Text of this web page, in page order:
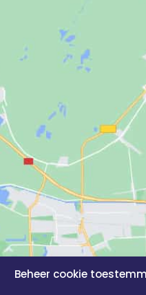
Beheer cookie